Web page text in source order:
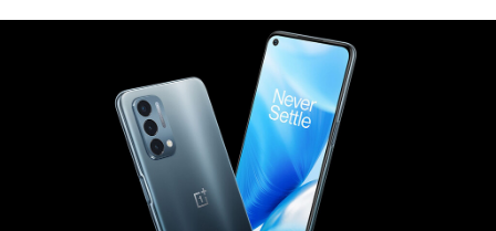
Telecomunicaciones
Soluciones
Contacto
Blog